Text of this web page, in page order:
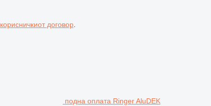
корисничкиот договор.
подна оплата Ringer AluDEK